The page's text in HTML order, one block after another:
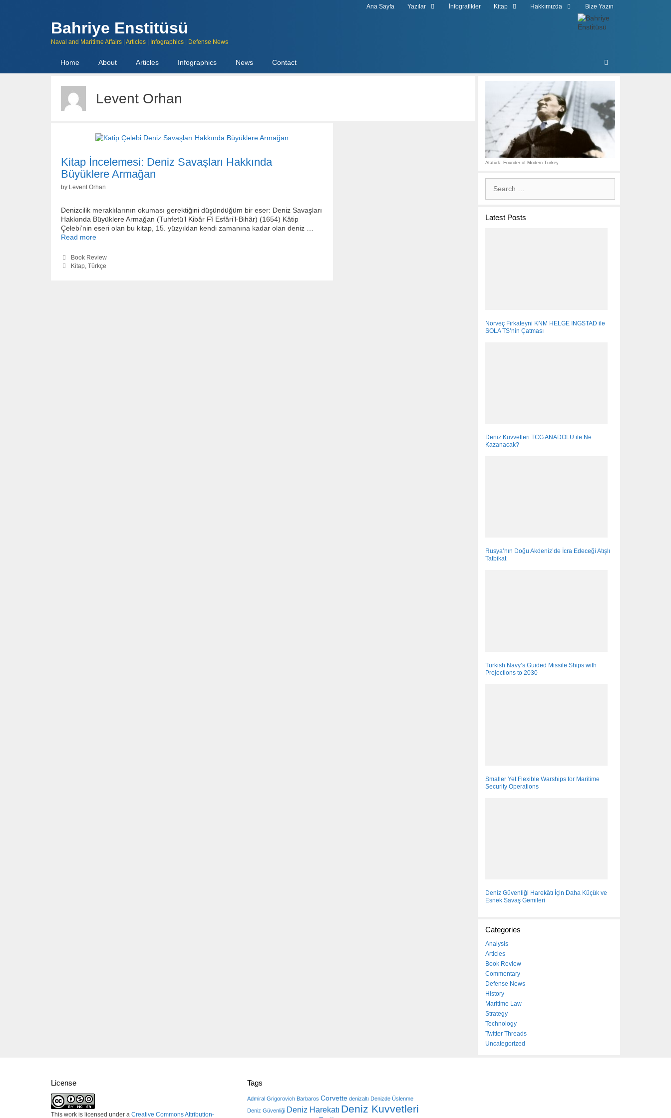
Ana Sayfa Yazılar İnfografikler Kitap Hakkımızda Bize Yazın
Bahriye Enstitüsü
Naval and Maritime Affairs | Articles | Infographics | Defense News
Home About Articles Infographics News Contact
Levent Orhan
Kitap İncelemesi: Deniz Savaşları Hakkında
Büyüklere Armağan
by Levent Orhan
Denizcilik meraklılarının okuması gerektiğini düşündüğüm bir eser: Deniz Savaşları
Hakkında Büyüklere Armağan (Tuhfetü’l Kibâr Fî Esfâri’l-Bihâr) (1654) Kâtip
Çelebi’nin eseri olan bu kitap, 15. yüzyıldan kendi zamanına kadar olan deniz …
Read more
Categories
Book Review
Tags
Kitap ,Türkçe
Atatürk: Founder of Modern Turkey
Latest Posts
Norveç Fırkateyni KNM HELGE INGSTAD ile
SOLA TS’nin Çatması
Deniz Kuvvetleri TCG ANADOLU ile Ne
Kazanacak?
Rusya’nın Doğu Akdeniz’de İcra Edeceği Atışlı
Tatbikat
Turkish Navy’s Guided Missile Ships with
Projections to 2030
Smaller Yet Flexible Warships for Maritime
Security Operations
Deniz Güvenliği Harekâtı İçin Daha Küçük ve
Esnek Savaş Gemileri
Categories
Analysis
Articles
Book Review
Commentary
Defense News
History
Maritime Law
Strategy
Technology
Twitter Threads
Uncategorized
License
This work is licensed under a Creative Commons Attribution-
Tags
Admiral Grigorovich Barbaros Corvette denizaltı Denizde Üslenme
Deniz Güvenliği Deniz Harekatı Deniz Kuvvetleri